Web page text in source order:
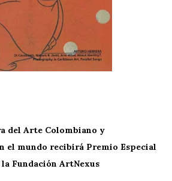
del Arte Colombiano y
el mundo recibirá Premio Especial
la Fundación ArtNexus